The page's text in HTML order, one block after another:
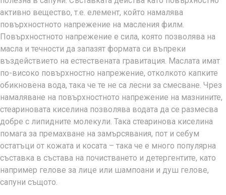
активно вещество, т.е. елемент, който намалява
повърхностното напрежение на масления филм.
Повърхностното напрежение е сила, която позволява на
масла и течности да запазят формата си въпреки
въздействието на естествената гравитация. Маслата имат
по-високо повърхностно напрежение, отколкото капките
обикновена вода, така че те не са лесни за смесване. Чрез
намаляване на повърхностното напрежение на мазнините,
стеариновата киселина позволява водата да се размесва
добре с липидните молекули. Така стеаринова киселина
помага за премахване на замърсявания, пот и себум
остатъци от кожата и косата – така че е много популярна
съставка в състава на почистването и детергентите, като
например гелове за лице или шампоани и душ гелове,
сапуни същото.